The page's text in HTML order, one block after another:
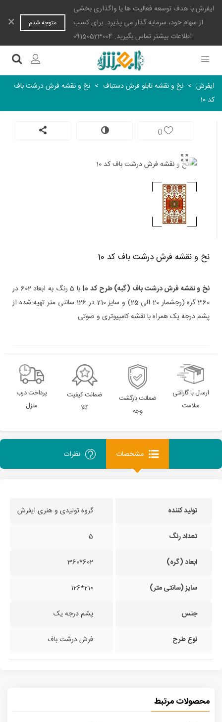
ایفرش با هدف توسعه فعالیت ها یا واگذاری بخشی
از سهام خود، سرمایه گذار می پذیرد. برای کسب
اطلاعات بیشتر تماس بگیرید. 09150523004
متوجه شدم ×
ایفرش > نخ و نقشه تابلو فرش دستباف > نخ و نقشه فرش درشت باف
کد 10
(
)
نخ و نقشه فرش درشت باف کد 10
نخ و نقشه فرش درشت باف (گبه)طرح کد 10
با 5 رنگ به ابعاد 602 در
360 گره (رجشمار 20 الی 25) و سایز 210 در 126 سانتی متر تهیه شده از
پشم درجه یک همراه با نقشه کامپیوتری و صوتی
ارسال با گارانتی
سلامت
ضمانت بازگشت
وجه
ضمانت کیفیت
کالا
پرداخت درب
منزل
مشخصات نظرات
تولید کننده گروه تولیدی و هنری ایفرش
تعداد رنگ 5
ابعاد (گره) 602*360
سایز (سانتی متر) 210*126
جنس پشم درجه یک
نوع طرح فرش درشت باف
محصولات مرتبط